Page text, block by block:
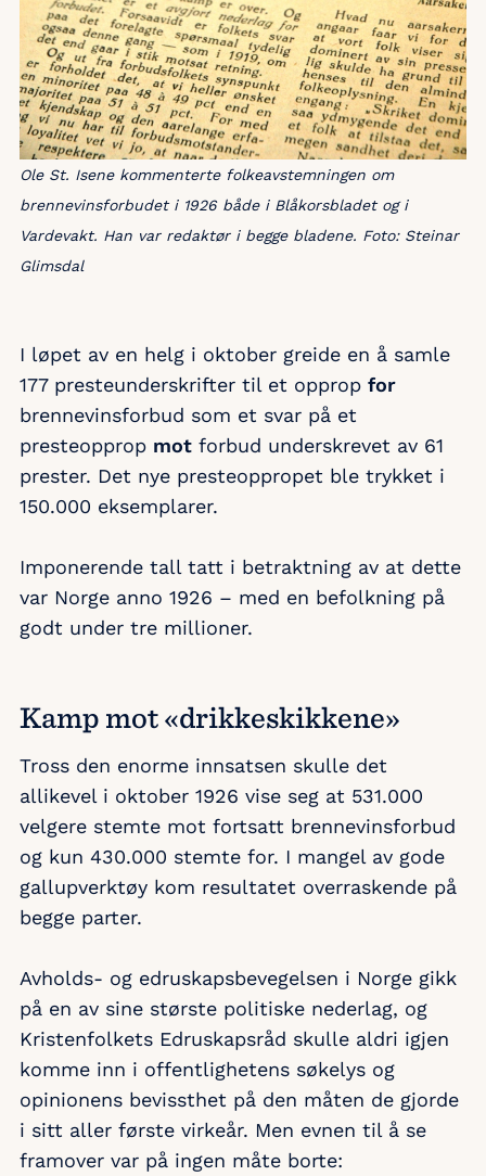
Ole St. Isene kommenterte folkeavstemningen om
brennevinsforbudet i 1926 både i Blåkorsbladet og i
Vardevakt. Han var redaktør i begge bladene. Foto: Steinar
Glimsdal
I løpet av en helg i oktober greide en å samle
177 presteunderskrifter til et opprop for
brennevinsforbud som et svar på et
presteopprop mot forbud underskrevet av 61
prester. Det nye presteoppropet ble trykket i
150.000 eksemplarer.
Imponerende tall tatt i betraktning av at dette
var Norge anno 1926 – med en befolkning på
godt under tre millioner.
Kamp mot «drikkeskikkene»
Tross den enorme innsatsen skulle det
allikevel i oktober 1926 vise seg at 531.000
velgere stemte mot fortsatt brennevinsforbud
og kun 430.000 stemte for. I mangel av gode
gallupverktøy kom resultatet overraskende på
begge parter.
Avholds- og edruskapsbevegelsen i Norge gikk
på en av sine største politiske nederlag, og
Kristenfolkets Edruskapsråd skulle aldri igjen
komme inn i offentlighetens søkelys og
opinionens bevissthet på den måten de gjorde
i sitt aller første virkeår. Men evnen til å se
framover var på ingen måte borte: